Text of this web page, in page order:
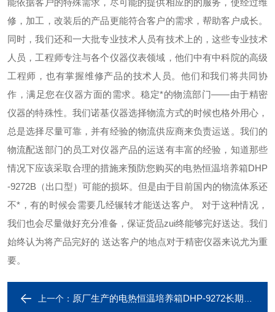
能依据客户的特殊需求，尽可能的提供相应的的服务，使经过维
修，加工，改装后的产品更能符合客户的需求，帮助客户成长。
同时，我们还和一大批专业技术人员有技术上的，这些专业技术
人员，工程师专注与各个仪器仪表领域，他们中有中科院的高级
工程师，也有掌握维修产品的技术人员。他们和我们将共同协
作，满足您在仪器方面的需求。 稳定*的物流部门——由于精密
仪器的特殊性。我们诺基仪器选择物流方式的时候也格外用心，
总是选择尽量可靠，并有经验的物流供应商来负责运送。我们的
物流配送部门的员工对仪器产品的运送有丰富的经验，知道那些
情况下应该采取合理的措施来预防您购买的电热恒温培养箱DHP
-9272B（出口型）可能的损坏。但是由于目前国内的物流体系还
不*，有的时候会需要几经辗转才能送达客户。
对于这种情况，
我们也会尽量做好充分准备，保证货品zui终能够完好送达。我们
始终认为将产品完好的 送达客户的地点对于精密仪器来说尤为重
要。
上一个： 原厂生产的电热恒温培养箱DHP-9272长期现货供应